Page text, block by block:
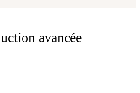
avancée